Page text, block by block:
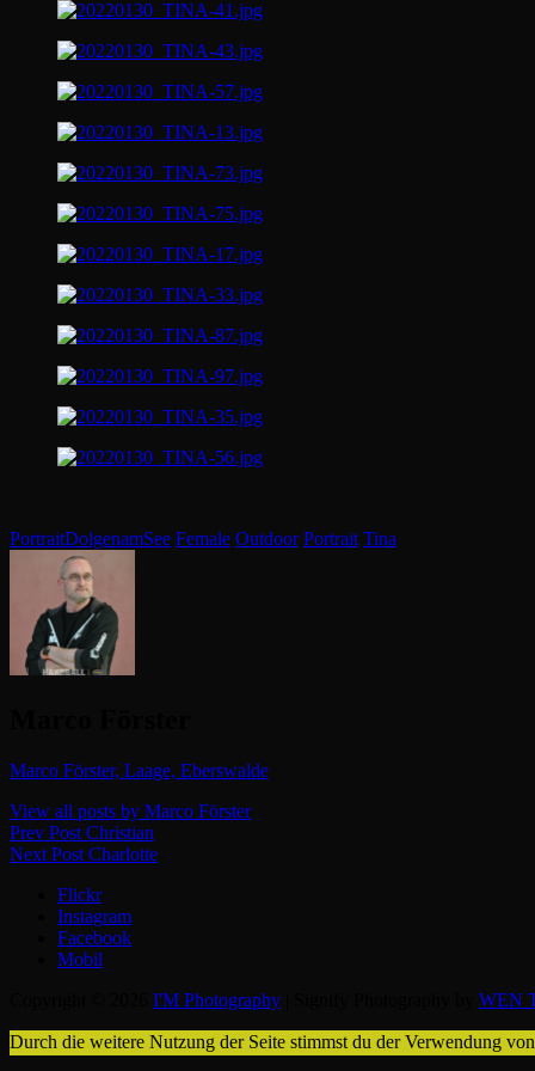
Categories
PortraitTags,
DolgenamSee Female Outdoor Portrait Tina
Marco Förster, Laage, Eberswalde
View all posts by Marco Förster
Beitragsnavigation
Previous
Post
Prev Post Christian
Next
Next Post Charlotte
Flickr
Instagram
Facebook
Mobil
I'M Photography WEN
Durch die weitere Nutzung der Seite stimmst du der Verwendung